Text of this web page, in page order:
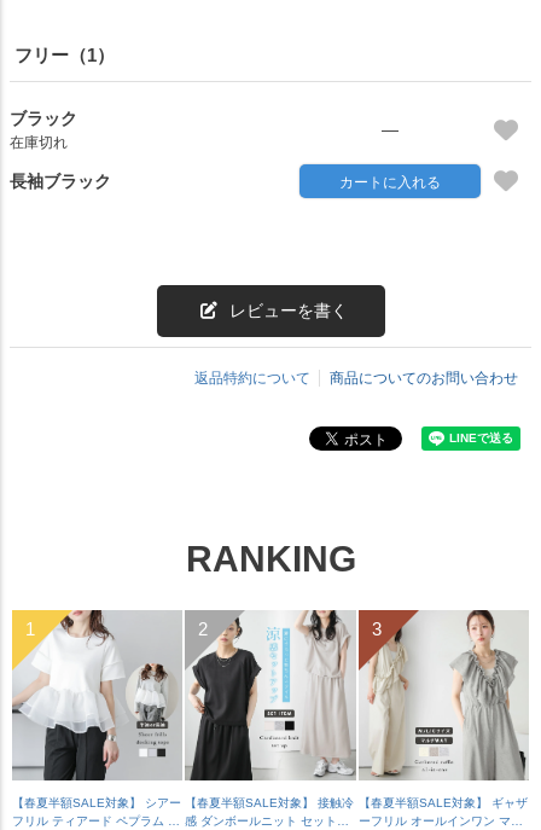
フリー（1）
ブラック
在庫切れ
—
長袖ブラック カートに入れる
レビューを書く
返品特約について 商品についてのお問い合わせ
RANKING
【春夏半額SALE対象】 シアー
フリル ティアード ペプラム ド
【春夏半額SALE対象】 接触冷
感 ダンボールニット セットア
【春夏半額SALE対象】 ギャザ
ーフリル オールインワン マル